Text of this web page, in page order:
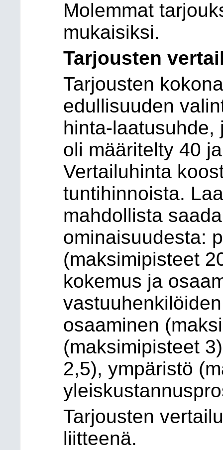
Molemmat
mukaisiksi.
Tarjousten
Tarjousten
edullisuuden
hinta-laatusuhde,
oli määritelty 40
Vertailuhinta
tuntihinnoista.
mahdollista
ominaisuudesta:
(maksimipisteet
kokemus ja
osaaminen
(maksimipisteet
2,5), ympäristö
Tarjousten
liitteenä.